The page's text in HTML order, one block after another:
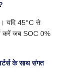
यदि 45°C से
करें जब SOC 0%
के साथ संगत